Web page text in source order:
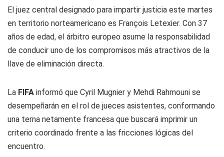
El juez central designado para impartir justicia este martes
en territorio norteamericano es François Letexier. Con 37
años de edad, el árbitro europeo asume la responsabilidad
de conducir uno de los compromisos más atractivos de la
llave de eliminación directa.
La FIFA informó que Cyril Mugnier y Mehdi Rahmouni se
desempeñarán en el rol de jueces asistentes, conformando
una terna netamente francesa que buscará imprimir un
criterio coordinado frente a las fricciones lógicas del
encuentro.